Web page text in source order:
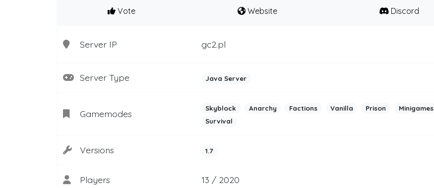
Vote Website Discord
Server IP gc2.pl
Server Type Java Server
Gamemodes
Skyblock Anarchy Factions Vanilla Prison Minigames
Survival
Versions 1.7
Players 13 / 2020